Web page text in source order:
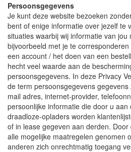
Persoonsgegevens
Je kunt deze website bezoeken
bent of enige informatie over jezelf te
situaties waarbij wij informatie van jou
bijvoorbeeld met je te
een account / het doen van een
hecht veel waarde aan de
persoonsgegevens. In deze Privacy
de term persoonsgegevens
mail adres, internet-provider,
persoonlijke informatie die door u
draadloze-opladers worden
of in lease gegeven aan derden.
alle mogelijke maatregelen genomen
anderen zich onrechtmatig toegang